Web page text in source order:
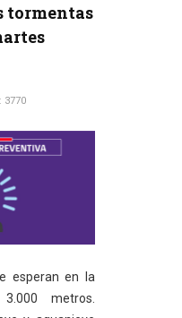
tormentas
3770
esperan en la
metros.